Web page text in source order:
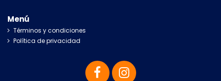
Menú
Términos y condiciones
Política de privacidad